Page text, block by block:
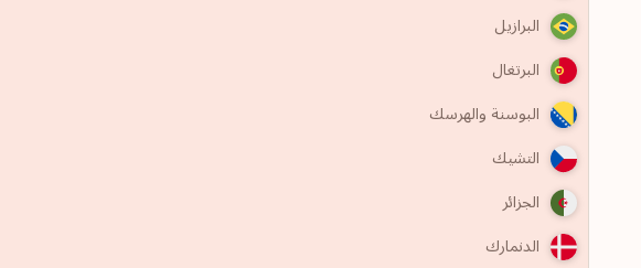
البرازيل
البرتغال
البوسنة والهرسك
التشيك
الجزائر
الدنمارك